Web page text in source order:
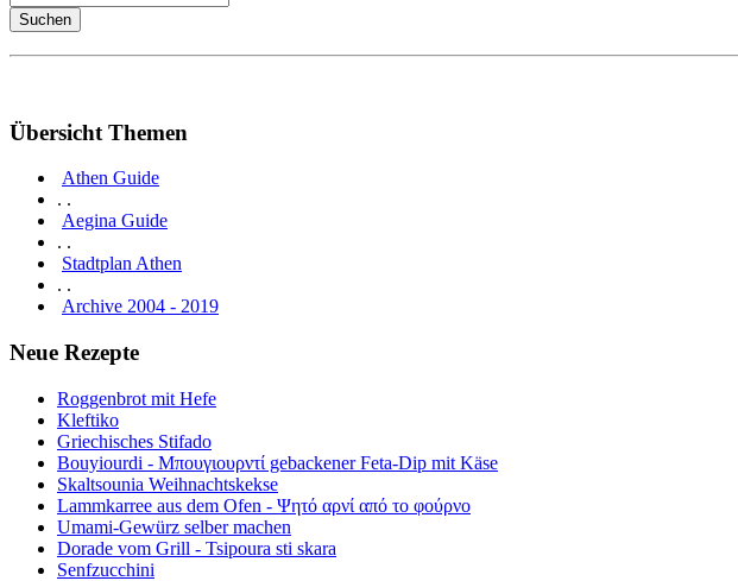
Übersicht Themen
Athen Guide
. .
Aegina Guide
. .
Stadtplan Athen
. .
Archive 2004 - 2019
Neue Rezepte
Roggenbrot mit Hefe
Kleftiko
Griechisches Stifado
Bouyiourdi - Μπουγιουρντί gebackener Feta-Dip mit Käse
Skaltsounia Weihnachtskekse
Lammkarree aus dem Ofen - Ψητό αρνί από το φούρνο
Umami-Gewürz selber machen
Dorade vom Grill - Tsipoura sti skara
Senfzucchini